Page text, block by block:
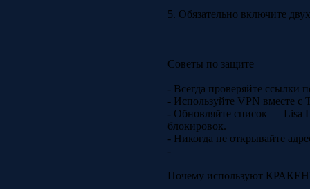
5. Обязательно включите
Советы по защите
- Всегда проверяйте ссылки
- Используйте VPN вместе
- Обновляйте список — Lisa
блокировок.
- Никогда не открывайте
-
Почему используют